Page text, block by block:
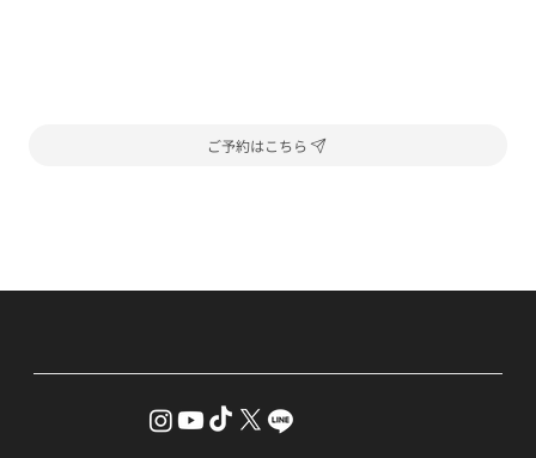
ご予約はこちら